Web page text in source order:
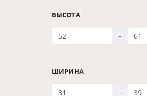
ВЫСОТА
-
ШИРИНА
-